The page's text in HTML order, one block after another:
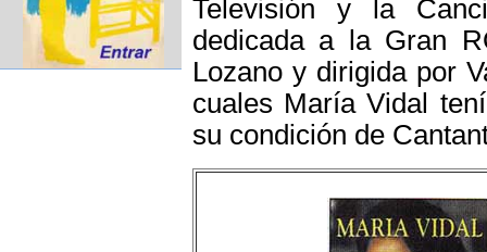
Televisión y la
dedicada a la Gran
Lozano y dirigida por
cuales María Vidal
su condición de